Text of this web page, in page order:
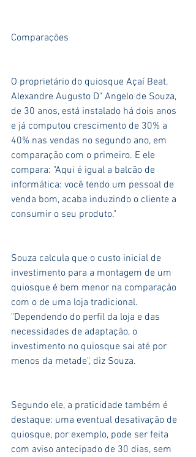
Comparações
O proprietário do quiosque Açaí Beat,
Alexandre Augusto D" Angelo de Souza,
de 30 anos, está instalado há dois anos
e já computou crescimento de 30% a
40% nas vendas no segundo ano, em
comparação com o primeiro. E ele
compara: "Aqui é igual a balcão de
informática: você tendo um pessoal de
venda bom, acaba induzindo o cliente a
consumir o seu produto."
Souza calcula que o custo inicial de
investimento para a montagem de um
quiosque é bem menor na comparação
com o de uma loja tradicional.
"Dependendo do perfil da loja e das
necessidades de adaptação, o
investimento no quiosque sai até por
menos da metade", diz Souza.
Segundo ele, a praticidade também é
destaque: uma eventual desativação de
quiosque, por exemplo, pode ser feita
com aviso antecipado de 30 dias, sem